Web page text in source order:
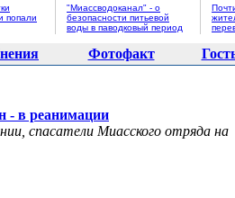
попали
"Миассводоканал" - о
безопасности питьевой
воды в паводковый период
Фотофакт
- в реанимации
спасатели Миасского отряда на